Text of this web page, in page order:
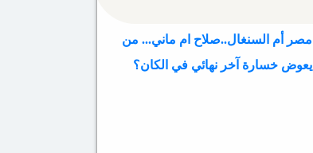
مصر أم السنغال..صلاح ام ماني... من
يعوض خسارة آخر نهائي في الكان؟